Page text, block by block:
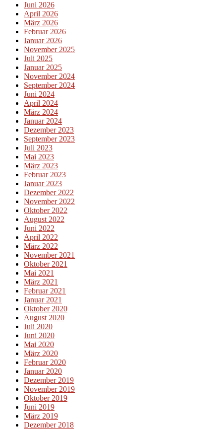
Juni 2026
April 2026
März 2026
Februar 2026
Januar 2026
November 2025
Juli 2025
Januar 2025
November 2024
September 2024
Juni 2024
April 2024
März 2024
Januar 2024
Dezember 2023
September 2023
Juli 2023
Mai 2023
März 2023
Februar 2023
Januar 2023
Dezember 2022
November 2022
Oktober 2022
August 2022
Juni 2022
April 2022
März 2022
November 2021
Oktober 2021
Mai 2021
März 2021
Februar 2021
Januar 2021
Oktober 2020
August 2020
Juli 2020
Juni 2020
Mai 2020
März 2020
Februar 2020
Januar 2020
Dezember 2019
November 2019
Oktober 2019
Juni 2019
März 2019
Dezember 2018